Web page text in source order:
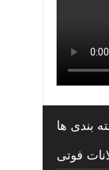
بندی ها
فوتی